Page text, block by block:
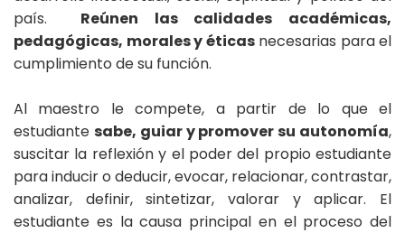
país. Reúnen las calidades académicas,
pedagógicas, morales y éticasnecesarias para el
cumplimiento de su función.
Al maestro le compete, a partir de lo que el
estudiante sabe, guiar y promover su autonomía,
suscitar la reflexión y el poder del propio estudiante
para inducir o deducir, evocar, relacionar, contrastar,
analizar, definir, sintetizar, valorar y aplicar. El
estudiante es la causa principal en el proceso del